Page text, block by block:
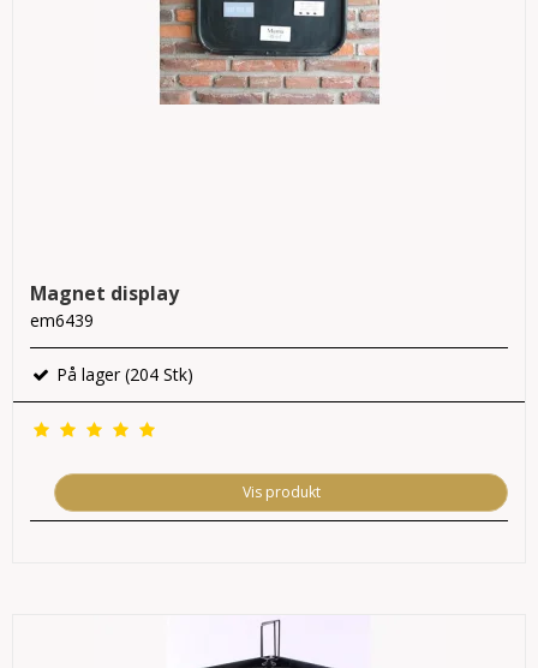
Magnet display
em6439
På lager (204 Stk)
Vis produkt